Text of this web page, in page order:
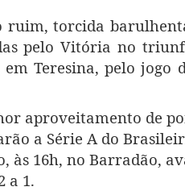
ruim, torcida
pelo Vitória no
Teresina, pelo jogo
aproveitamento de
a Série A do
às 16h, no Barradão,
a 1.